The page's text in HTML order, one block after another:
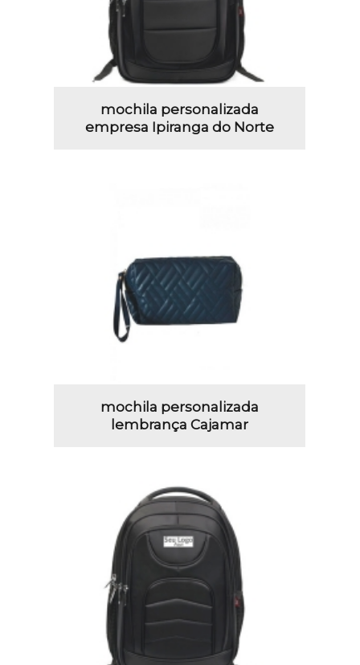
mochila personalizada
empresa Ipiranga do Norte
mochila personalizada
lembrança Cajamar